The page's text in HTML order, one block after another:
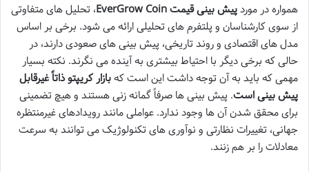
همواره در موردپیش بینی قیمت EverGrow Coin
، تحلیل های متفاوتی
از سوی کارشناسان و پلتفرم های تحلیلی ارائه می شود. برخی بر اساس
مدل های اقتصادی و روند تاریخی، پیش بینی های صعودی دارند، در
حالی که برخی دیگر با احتیاط بیشتری به آینده می نگرند. نکته بسیار
مهمی که باید به آن توجه داشت این است کهبازار کریپتو ذاتاً غیرقابل
پیش بینی است. پیش بینی ها صرفاً گمانه زنی هستند و هیچ تضمینی
برای محقق شدن آن ها وجود ندارد. عواملی مانند رویدادهای غیرمنتظره
جهانی، تغییرات نظارتی و نوآوری های تکنولوژیک می توانند به سرعت
معادلات را بر هم زنند.